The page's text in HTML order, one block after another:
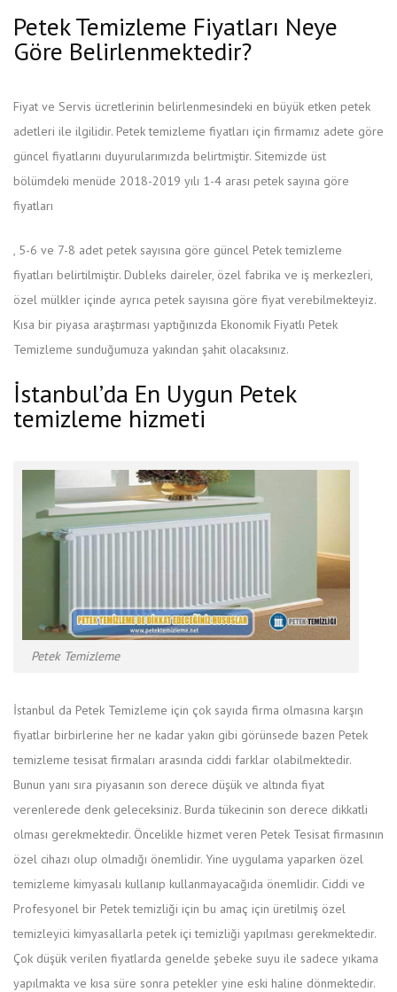
Petek Temizleme Fiyatları Neye
Göre Belirlenmektedir?
Fiyat ve Servis ücretlerinin belirlenmesindeki en büyük etken petek
adetleri ile ilgilidir. Petek temizleme fiyatları için firmamız adete göre
güncel fiyatlarını duyurularımızda belirtmiştir. Sitemizde üst
bölümdeki menüde 2018-2019 yılı 1-4 arası petek sayına göre
fiyatları
Koupit
Levitru
v
Praze
, 5-6 ve 7-8 adet petek sayısına göre güncel Petek temizleme
fiyatları belirtilmiştir. Dubleks daireler, özel fabrika ve iş merkezleri,
özel mülkler içinde ayrıca petek sayısına göre fiyat verebilmekteyiz.
Kısa bir piyasa araştırması yaptığınızda Ekonomik Fiyatlı Petek
Temizleme sunduğumuza yakından şahit olacaksınız.
İstanbul’da En Uygun Petek
temizleme hizmeti
Petek Temizleme
İstanbul da Petek Temizleme için çok sayıda firma olmasına karşın
fiyatlar birbirlerine her ne kadar yakın gibi görünsede bazen Petek
temizleme tesisat firmaları arasında ciddi farklar olabilmektedir.
Bunun yanı sıra piyasanın son derece düşük ve altında fiyat
verenlerede denk geleceksiniz. Burda tükecinin son derece dikkatli
olması gerekmektedir. Öncelikle hizmet veren Petek Tesisat firmasının
özel cihazı olup olmadığı önemlidir. Yine uygulama yaparken özel
temizleme kimyasalı kullanıp kullanmayacağıda önemlidir. Ciddi ve
Profesyonel bir Petek temizliği için bu amaç için üretilmiş özel
temizleyici kimyasallarla petek içi temizliği yapılması gerekmektedir.
Çok düşük verilen fiyatlarda genelde şebeke suyu ile sadece yıkama
yapılmakta ve kısa süre sonra petekler yine eski haline dönmektedir.